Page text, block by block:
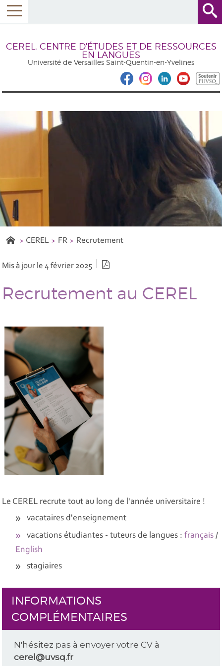
CEREL, CENTRE D'ÉTUDES ET DE RESSOURCES
EN LANGUES
Université de Versailles Saint-Quentin-en-Yvelines
CEREL FR Recrutement
Mis à jour le 4 février 2025
Recrutement au CEREL
Le CEREL recrute tout au long de l'année universitaire !
vacataires d'enseignement
vacations étudiantes - tuteurs de langues :français /
English
stagiaires
INFORMATIONS
COMPLÉMENTAIRES
N'hésitez pas à envoyer votre CV à
cerel@uvsq.fr